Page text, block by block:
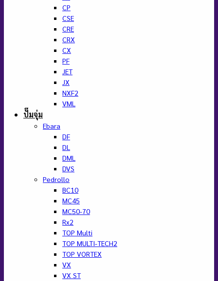
CP
CSE
CRE
CRX
CX
PF
JET
JX
NXF2
VML
ปั๊มจุ่ม
Ebara
DF
DL
DML
DVS
Pedrollo
BC10
MC45
MC50-70
Rx2
TOP Multi
TOP MULTI-TECH2
TOP VORTEX
VX
VX ST